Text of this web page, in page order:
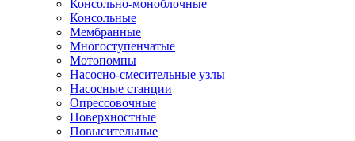
Консольно-моноблочные
Консольные
Мембранные
Многоступенчатые
Мотопомпы
Насосно-смесительные узлы
Насосные станции
Опрессовочные
Поверхностные
Повысительные